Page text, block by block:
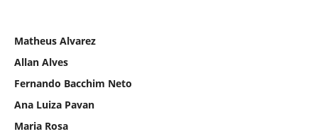
Matheus Alvarez
Allan Alves
Fernando Bacchim Neto
Ana Luiza Pavan
Maria Rosa